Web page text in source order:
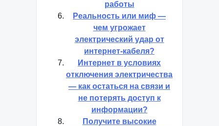
работы
Реальность или миф —
чем угрожает
электрический удар от
интернет-кабеля?
Интернет в условиях
отключения электричества
— как остаться на связи и
не потерять доступ к
информации?
Получите высокие